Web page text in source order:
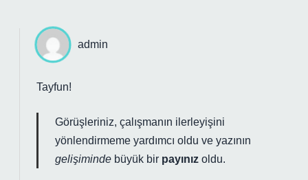
admin
Tayfun!
Görüşleriniz, çalışmanın ilerleyişini
yönlendirmeme yardımcı oldu ve yazının
gelişiminde büyük bir payınız oldu.